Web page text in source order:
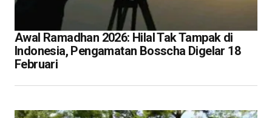
Awal Ramadhan 2026: Hilal Tak Tampak di
Indonesia, Pengamatan Bosscha Digelar 18
Februari